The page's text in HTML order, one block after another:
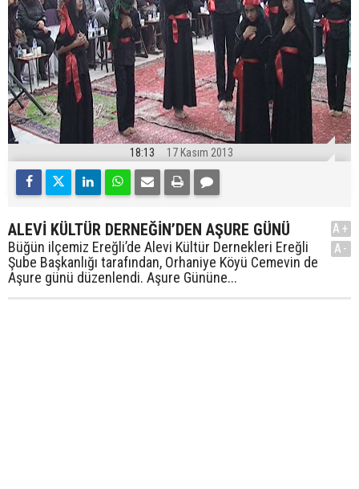
18:13 17 Kasım 2013
ALEVİ KÜLTÜR DERNEĞİN’DEN AŞURE GÜNÜ
Büğün ilçemiz Ereğli’de Alevi Kültür Dernekleri Ereğli
Şube Başkanlığı tarafından, Orhaniye Köyü Cemevin de
Aşure günü düzenlendi. Aşure Gününe...
A+
A-